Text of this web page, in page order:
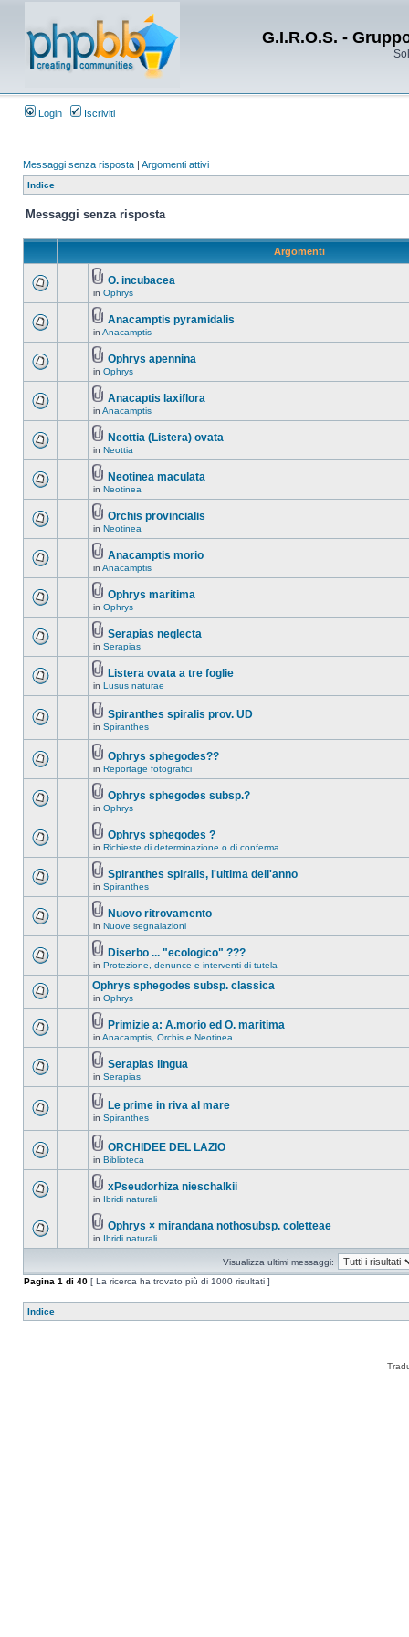
G.I.R.O.S. -
Login Iscriviti
Messaggi senza risposta | Argomenti attivi
Indice
Messaggi senza risposta
Argomenti
O. incubacea
in Ophrys
Anacamptis pyramidalis
in Anacamptis
Ophrys apennina
in Ophrys
Anacaptis laxiflora
in Anacamptis
Neottia (Listera) ovata
in Neottia
Neotinea maculata
in Neotinea
Orchis provincialis
in Neotinea
Anacamptis morio
in Anacamptis
Ophrys maritima
in Ophrys
Serapias neglecta
in Serapias
Listera ovata a tre foglie
in Lusus naturae
Spiranthes spiralis prov. UD
in Spiranthes
Ophrys sphegodes??
in Reportage fotografici
Ophrys sphegodes subsp.?
in Ophrys
Ophrys sphegodes ?
in Richieste di determinazione o di conferma
Spiranthes spiralis, l'ultima dell'anno
in Spiranthes
Nuovo ritrovamento
in Nuove segnalazioni
Diserbo ... "ecologico" ???
in Protezione, denunce e interventi di tutela
Ophrys sphegodes subsp. classica
in Ophrys
Primizie a: A.morio ed O. maritima
in Anacamptis, Orchis e Neotinea
Serapias lingua
in Serapias
Le prime in riva al mare
in Spiranthes
ORCHIDEE DEL LAZIO
in Biblioteca
xPseudorhiza nieschalkii
in Ibridi naturali
Ophrys × mirandana nothosubsp. coletteae
in Ibridi naturali
Visualizza ultimi messaggi:
Pagina 1 di 40 [ La ricerca ha trovato più di 1000 risultati ]
Indice